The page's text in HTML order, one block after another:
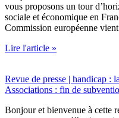
vous proposons un tour
sociale et économique en
Commission européenne
Lire l'article »
Revue de presse | handicap :
Associations : fin de
Bonjour et bienvenue à cette